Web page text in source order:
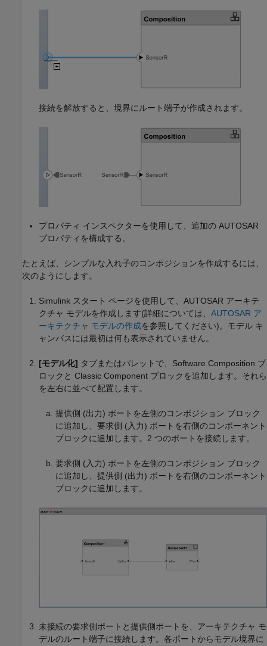
接続を解放すると、境界にルート端子が作成されます。
プロパティ インスペクターを使用して、追加の AUTOSAR
プロパティを構成する。
たとえば、シンプルな入れ子のコンポジションを作成するには、
次のようにします。
Simulink スタート ページを使用して、AUTOSAR アーキテ
クチャ モデルを作成します(詳細については、 AUTOSAR ア
ーキテクチャ モデルの作成を参照してください)。モデル キ
ャンバスには最初は何も表示されていません。
[モデル化] タブまたはパレットで、 Software Composition ブ
ロックと Classic Component ブロックを追加します。それら
を左右に並べて配置します。
提供側 (出力) ポートを左側のコンポジション ブロック
に追加し、要求側 (入力) ポートを右側のコンポーネント
ブロックに追加します。2 つのポートを接続します。
要求側 (入力) ポートを左側のコンポジション ブロック
に追加し、提供側 (出力) ポートを右側のコンポーネント
ブロックに追加します。
未接続の要求側ポートと提供側ポートを、アーキテクチャ モ
デルのルート端子に接続します。各ポートからモデル境界に